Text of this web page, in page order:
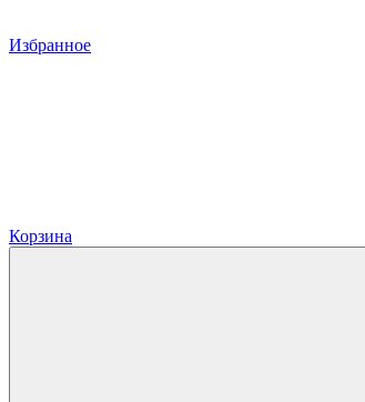
Избранное
Корзина